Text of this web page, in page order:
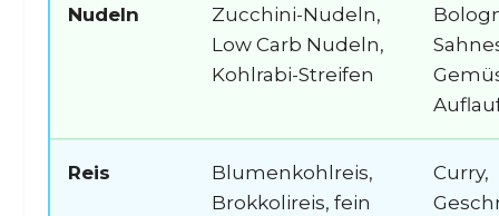
Nudeln
Zucchini-Nudeln,
Low Carb Nudeln,
Kohlrabi-Streifen
Reis
Blumenkohlreis,
Brokkolireis, fein
Curry,